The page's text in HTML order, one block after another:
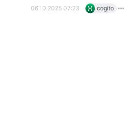
06.10.2025 07:23 cogito